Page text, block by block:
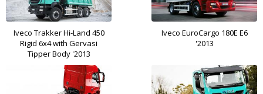
Iveco Trakker Hi-Land 450
Rigid 6x4 with Gervasi
Tipper Body '2013
Iveco EuroCargo 180E E6
'2013